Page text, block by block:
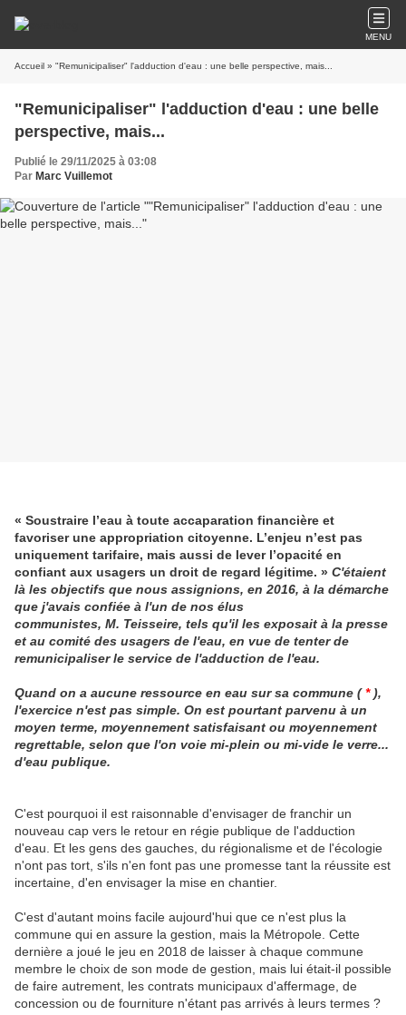
MENU
Accueil » "Remunicipaliser" l'adduction d'eau : une belle perspective, mais...
"Remunicipaliser" l'adduction d'eau : une belle
perspective, mais...
Publié le 29/11/2025 à 03:08
Par Marc Vuillemot
« Soustraire l’eau à toute accaparation financière et
favoriser une appropriation citoyenne. L’enjeu n’est pas
uniquement tarifaire, mais aussi de lever l’opacité en
confiant aux usagers un droit de regard légitime. » C'étaient
là les objectifs que nous assignions, en 2016, à la démarche
que j'avais confiée à l'un de nos élus
communistes, M. Teisseire, tels qu'il les exposait à la presse
et au comité des usagers de l'eau, en vue de tenter de
remunicipaliser le service de l'adduction de l'eau.
Quand on a aucune ressource en eau sur sa commune (*),
l'exercice n'est pas simple. On est pourtant parvenu à un
moyen terme, moyennement satisfaisant ou moyennement
regrettable, selon que l'on voie mi-plein ou mi-vide le verre...
d'eau publique.
C'est pourquoi il est raisonnable d'envisager de franchir un
nouveau cap vers le retour en régie publique de l'adduction
d'eau. Et les gens des gauches, du régionalisme et de l'écologie
n'ont pas tort, s'ils n'en font pas une promesse tant la réussite est
incertaine, d'en envisager la mise en chantier.
C'est d'autant moins facile aujourd'hui que ce n'est plus la
commune qui en assure la gestion, mais la Métropole. Cette
dernière a joué le jeu en 2018 de laisser à chaque commune
membre le choix de son mode de gestion, mais lui était-il possible
de faire autrement, les contrats municipaux d'affermage, de
concession ou de fourniture n'étant pas arrivés à leurs termes ?